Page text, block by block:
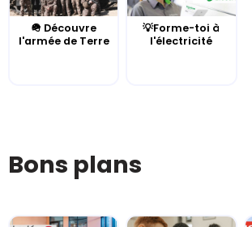
🪖 Découvre
l'armée de Terre
💡Forme-toi à
l'électricité
Bons plans